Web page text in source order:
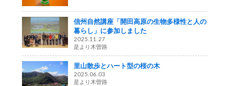
信州自然講座「開田高原の生物多様性と人の
暮らし」に参加しました
2025.11.27
是より木曽路
里山散歩とハート型の桜の木
2025.06.03
是より木曽路